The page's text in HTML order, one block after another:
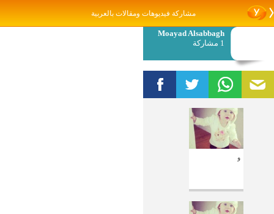
مشاركة فيديوهات ومقالات بالعربية
Moayad Alsabbagh
1 مشاركة
و